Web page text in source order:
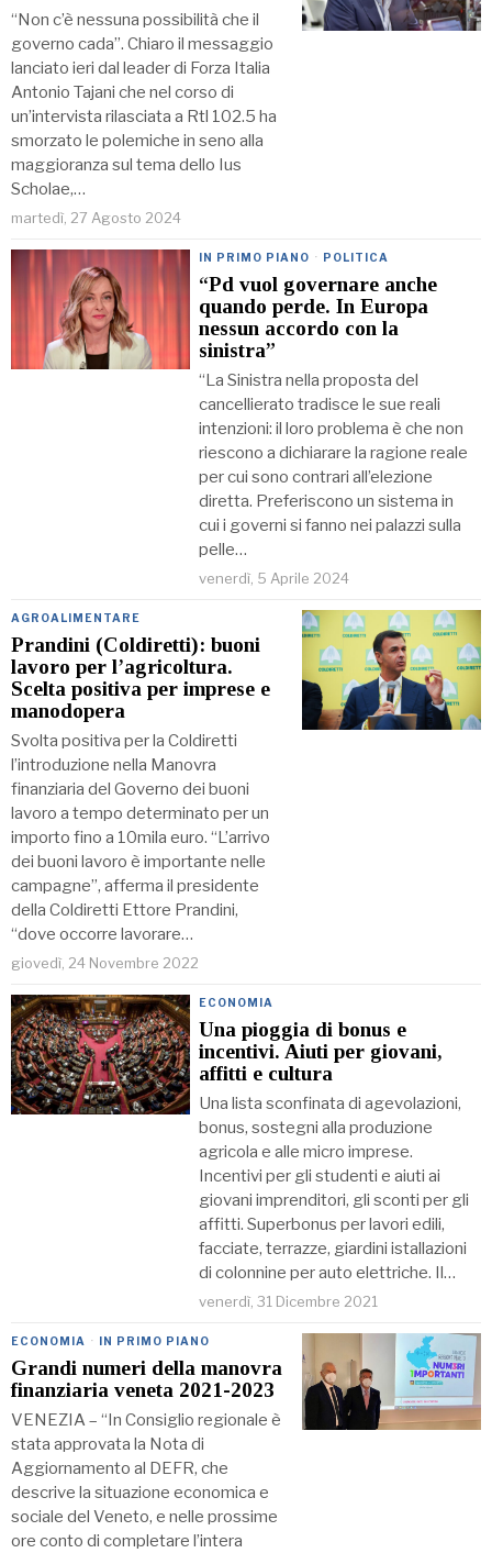
“Non c’è nessuna possibilità che il
governo cada”. Chiaro il messaggio
lanciato ieri dal leader di Forza Italia
Antonio Tajani che nel corso di
un’intervista rilasciata a Rtl 102.5 ha
smorzato le polemiche in seno alla
maggioranza sul tema dello Ius
Scholae,…
martedì, 27 Agosto 2024
IN PRIMO PIANO · POLITICA
“Pd vuol governare anche
quando perde. In Europa
nessun accordo con la
sinistra”
“La Sinistra nella proposta del
cancellierato tradisce le sue reali
intenzioni: il loro problema è che non
riescono a dichiarare la ragione reale
per cui sono contrari all’elezione
diretta. Preferiscono un sistema in
cui i governi si fanno nei palazzi sulla
pelle…
venerdì, 5 Aprile 2024
AGROALIMENTARE
Prandini (Coldiretti): buoni
lavoro per l’agricoltura.
Scelta positiva per imprese e
manodopera
Svolta positiva per la Coldiretti
l’introduzione nella Manovra
finanziaria del Governo dei buoni
lavoro a tempo determinato per un
importo fino a 10mila euro. “L’arrivo
dei buoni lavoro è importante nelle
campagne”, afferma il presidente
della Coldiretti Ettore Prandini,
“dove occorre lavorare…
giovedì, 24 Novembre 2022
ECONOMIA
Una pioggia di bonus e
incentivi. Aiuti per giovani,
affitti e cultura
Una lista sconfinata di agevolazioni,
bonus, sostegni alla produzione
agricola e alle micro imprese.
Incentivi per gli studenti e aiuti ai
giovani imprenditori, gli sconti per gli
affitti. Superbonus per lavori edili,
facciate, terrazze, giardini istallazioni
di colonnine per auto elettriche. Il…
venerdì, 31 Dicembre 2021
ECONOMIA · IN PRIMO PIANO
Grandi numeri della manovra
finanziaria veneta 2021-2023
VENEZIA – “In Consiglio regionale è
stata approvata la Nota di
Aggiornamento al DEFR, che
descrive la situazione economica e
sociale del Veneto, e nelle prossime
ore conto di completare l’intera